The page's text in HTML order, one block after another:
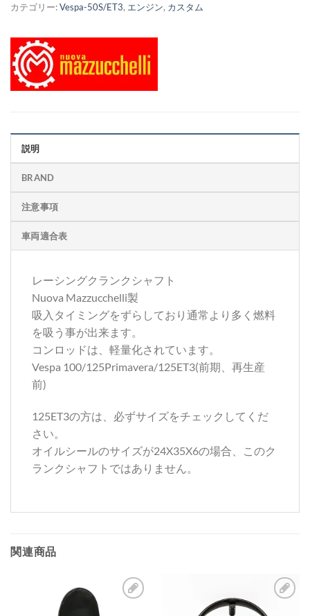
カテゴリー:Vespa-50S/ET3, エンジン, カスタム
説明
BRAND
注意事項
車両適合表
レーシングクランクシャフト
Nuova Mazzucchelli製
吸入タイミングをずらしており通常より多く燃料
を吸う事が出来ます。
コンロッドは、軽量化されています。
Vespa 100/125Primavera/125ET3(前期、再生産
前)
125ET3の方は、必ずサイズをチェックしてくだ
さい。
オイルシールのサイズが24X35X6の場合、このク
ランクシャフトではありません。
関連商品